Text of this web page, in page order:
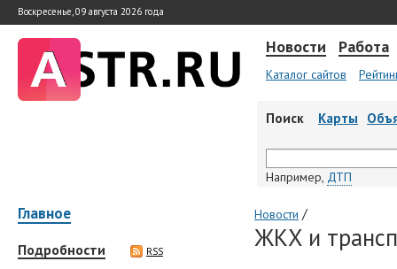
Воскресенье, 09 августа 2026 года
Новости Работа
Каталог сайтов
Поиск Карты
Например, ДТП
Главное
Подробности RSS
Новости /
ЖКХ и